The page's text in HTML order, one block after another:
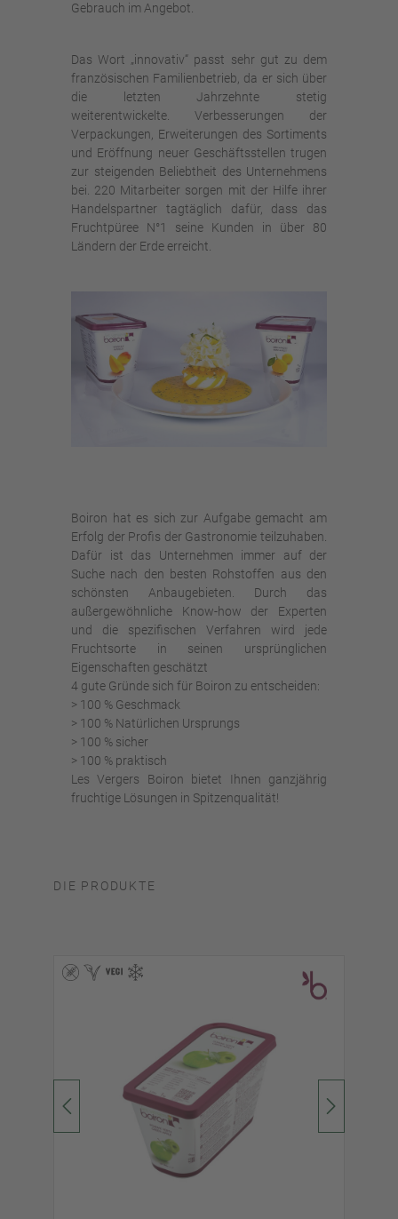
Gebrauch im Angebot.
Das Wort „innovativ“ passt sehr gut zu dem
französischen Familienbetrieb, da er sich über
die letzten Jahrzehnte stetig
weiterentwickelte. Verbesserungen der
Verpackungen, Erweiterungen des Sortiments
und Eröffnung neuer Geschäftsstellen trugen
zur steigenden Beliebtheit des Unternehmens
bei. 220 Mitarbeiter sorgen mit der Hilfe ihrer
Handelspartner tagtäglich dafür, dass das
Fruchtpüree N°1 seine Kunden in über 80
Ländern der Erde erreicht.
Boiron hat es sich zur Aufgabe gemacht am
Erfolg der Profis der Gastronomie teilzuhaben.
Dafür ist das Unternehmen immer auf der
Suche nach den besten Rohstoffen aus den
schönsten Anbaugebieten. Durch das
außergewöhnliche Know-how der Experten
und die spezifischen Verfahren wird jede
Fruchtsorte in seinen ursprünglichen
Eigenschaften geschätzt
4 gute Gründe sich für Boiron zu entscheiden:
> 100 % Geschmack
> 100 % Natürlichen Ursprungs
> 100 % sicher
> 100 % praktisch
Les Vergers Boiron bietet Ihnen ganzjährig
fruchtige Lösungen in Spitzenqualität!
DIE PRODUKTE